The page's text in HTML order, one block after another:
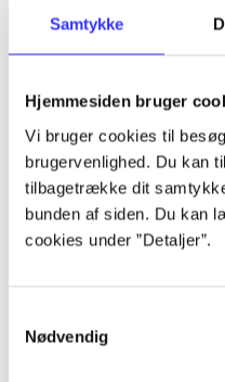
Samtykke
Hjemmesiden bruger
Vi bruger cookies til
brugervenlighed. Du kan
tilbagetrække dit
bunden af siden. Du kan
cookies under ”Detaljer”.
Nødvendig
Artikler
...
...
...